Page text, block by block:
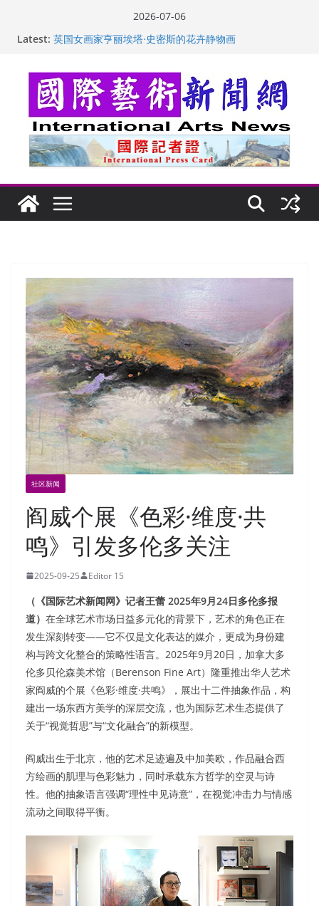
2026-07-06
Latest: “梵心”归处：一场展览 连着攀枝花的千里乡愁
美国人
玛丽安娜·卡拉切娃的绘画：幽默和难以言喻的快乐
苏方 ：“字”得其乐
社区新闻
阎威个展《色彩·维度·共
鸣》引发多伦多关注
2025-09-25 Editor 15
（《国际艺术新闻网》记者王蕾 2025年9月24日多伦多报
道） 在全球艺术市场日益多元化的背景下，艺术的角色正在
发生深刻转变——它不仅是文化表达的媒介，更成为身份建
构与跨文化整合的策略性语言。2025年9月20日，加拿大多
伦多贝伦森美术馆（Berenson Fine Art）隆重推出华人艺术
家阎威的个展《色彩·维度·共鸣》，展出十二件抽象作品，构
建出一场东西方美学的深层交流，也为国际艺术生态提供了
关于“视觉哲思”与“文化融合”的新模型。
阎威出生于北京，他的艺术足迹遍及中加美欧，作品融合西
方绘画的肌理与色彩魅力，同时承载东方哲学的空灵与诗
性。他的抽象语言强调“理性中见诗意”，在视觉冲击力与情感
流动之间取得平衡。